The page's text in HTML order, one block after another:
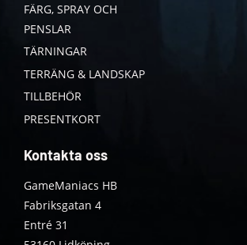
FÄRG, SPRAY OCH
PENSLAR
TÄRNINGAR
TERRÄNG & LANDSKAP
TILLBEHÖR
PRESENTKORT
Kontakta oss
GameManiacs HB
Fabriksgatan 4
Entré 31